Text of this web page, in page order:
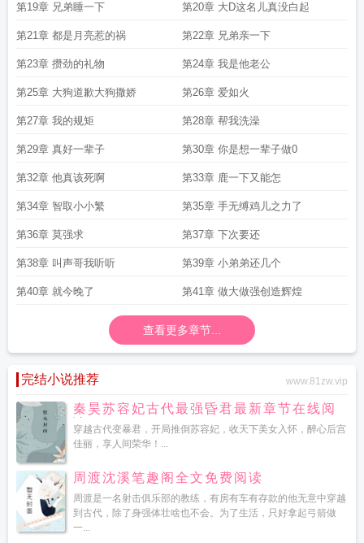
第19章 兄弟睡一下 第20章 大D这名儿真没白起
第21章 都是月亮惹的祸 第22章 兄弟亲一下
第23章 攒劲的礼物 第24章 我是他老公
第25章 大狗道歉大狗撒娇 第26章 爱如火
第27章 我的规矩 第28章 帮我洗澡
第29章 真好一辈子 第30章 你是想一辈子做0
第32章 他真该死啊 第33章 鹿一下又能怎
第34章 智取小小繁 第35章 手无缚鸡儿之力了
第36章 莫强求 第37章 下次要还
第38章 叫声哥我听听 第39章 小弟弟还几个
第40章 就今晚了 第41章 做大做强创造辉煌
查看更多章节...
完结小说推荐 www.81zw.vip
秦昊苏容妃古代最强昏君最新章节在线阅
读
穿越古代变暴君，开局推倒苏容妃，收天下美女入怀，醉心后宫
佳丽，享人间荣华！...
周渡沈溪笔趣阁全文免费阅读
周渡是一名射击俱乐部的教练，有房有车有存款的他无意中穿越
到古代，除了身强体壮啥也不会。为了生活，只好拿起弓箭做
一...